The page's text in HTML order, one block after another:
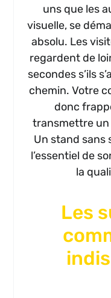
uns que les
visuelle, se
absolu. Les
regardent de
secondes s’ils
chemin. Votre
donc
transmettre un
Un stand sans
l’essentiel de
la
Les